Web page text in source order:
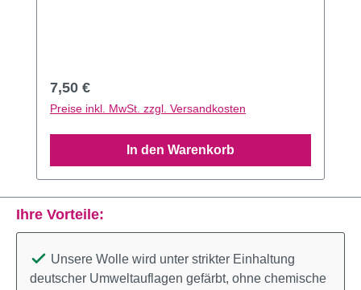
Regulärer Preis:
7,50 €
Preise inkl. MwSt. zzgl. Versandkosten
In den Warenkorb
Ihre Vorteile:
Unsere Wolle wird unter strikter Einhaltung
deutscher Umweltauflagen gefärbt, ohne chemische